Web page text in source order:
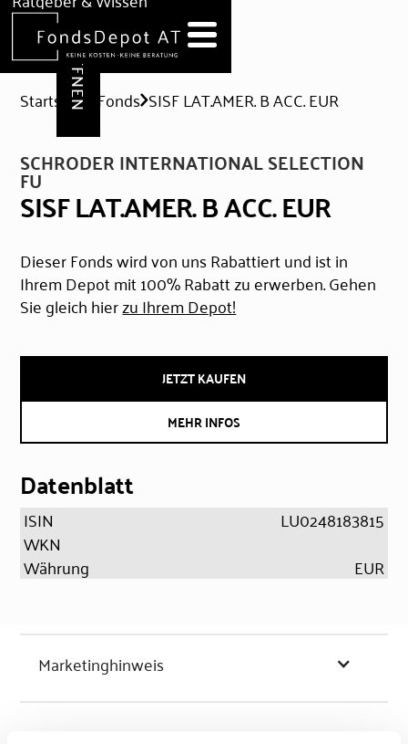
Hilfe & Formulare
DEPOT ERÖFFNEN
Startseite Fonds SISF LAT.AMER. B ACC. EUR
SCHRODER INTERNATIONAL SELECTION
FU
SISF LAT.AMER. B ACC. EUR
Dieser Fonds wird von uns Rabattiert und ist in
Ihrem Depot mit 100% Rabatt zu erwerben. Gehen
Sie gleich hierzu Ihrem Depot!
JETZT KAUFEN
MEHR INFOS
Datenblatt
ISIN
LU0248183815
WKN
Währung
EUR
Marketinghinweis